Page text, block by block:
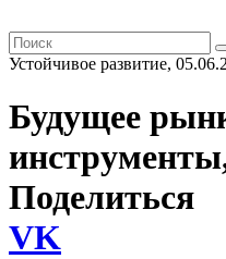
Устойчивое развитие,
Будущее
Поделиться
VK